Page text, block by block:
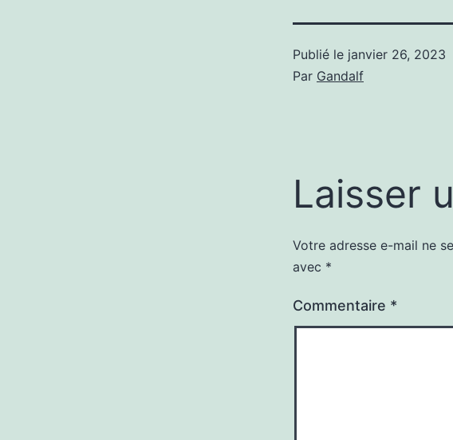
Publié le janvier 26, 2023
Par Gandalf
Laisser
Votre adresse e-mail ne
avec *
Commentaire *